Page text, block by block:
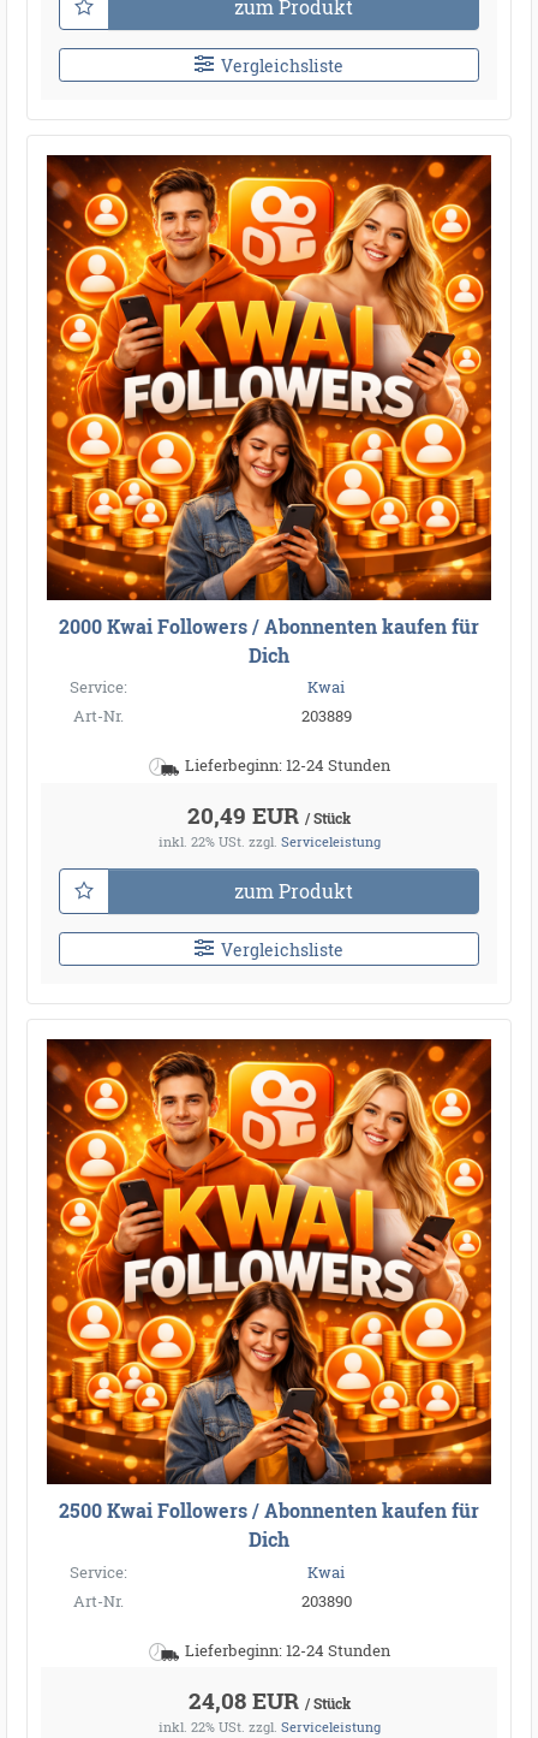
zum Produkt
Vergleichsliste
2000 Kwai Followers / Abonnenten kaufen für
Dich
Service:
Kwai
Art-Nr.
203889
Lieferbeginn: 12-24 Stunden
20,49 EUR / Stück
inkl. 22% USt. zzgl. Serviceleistung
zum Produkt
Vergleichsliste
2500 Kwai Followers / Abonnenten kaufen für
Dich
Service:
Kwai
Art-Nr.
203890
Lieferbeginn: 12-24 Stunden
24,08 EUR / Stück
inkl. 22% USt. zzgl. Serviceleistung